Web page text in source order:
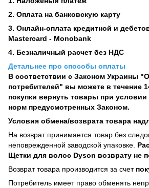
2. Оплата на банковскую карту
3. Онлайн-оплата кредитной и
Mastercard - Monobank
4. Безналичный расчет без НДС
Детальнее про способы оплаты
В соответствии с Законом Украины
потребителей" вы можете в течение
покупки вернуть товары при
норм предусмотренных Законом.
Условия обмена/возврата товара
На возврат принимается товар без
неповрежденной заводской упаковке.
Щетки для волос Dyson возврату не
Возврат товара производится за счет
Потребитель имеет право обменять